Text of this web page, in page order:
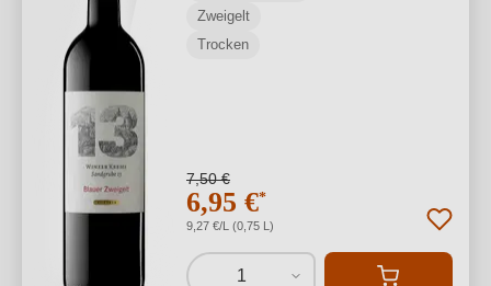
Zweigelt
Trocken
7,50 €
6,95 €*
9,27 €/L (0,75 L)
1